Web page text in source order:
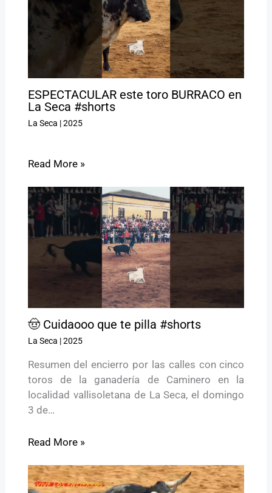
ESPECTACULAR este toro BURRACO en
La Seca #shorts
La Seca |2025
Read More »
🤠 Cuidaooo que te pilla #shorts
La Seca |2025
Resumen del encierro por las calles con cinco
toros de la ganadería de Caminero en la
localidad vallisoletana de La Seca, el domingo
3 de…
Read More »